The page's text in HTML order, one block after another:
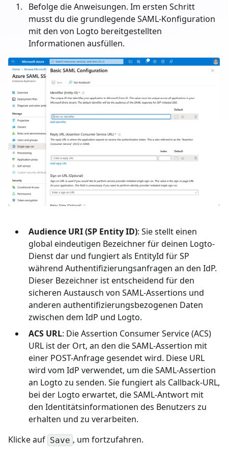
Befolge die Anweisungen. Im ersten Schritt
musst du die grundlegende SAML-Konfiguration
mit den von Logto bereitgestellten
Informationen ausfüllen.
Audience URI (SP Entity ID): Sie stellt einen
global eindeutigen Bezeichner für deinen Logto-
Dienst dar und fungiert als EntityId für SP
während Authentifizierungsanfragen an den IdP.
Dieser Bezeichner ist entscheidend für den
sicheren Austausch von SAML-Assertions und
anderen authentifizierungsbezogenen Daten
zwischen dem IdP und Logto.
ACS URL: Die Assertion Consumer Service (ACS)
URL ist der Ort, an den die SAML-Assertion mit
einer POST-Anfrage gesendet wird. Diese URL
wird vom IdP verwendet, um die SAML-Assertion
an Logto zu senden. Sie fungiert als Callback-URL,
bei der Logto erwartet, die SAML-Antwort mit
den Identitätsinformationen des Benutzers zu
erhalten und zu verarbeiten.
Klicke auf Save , um fortzufahren.